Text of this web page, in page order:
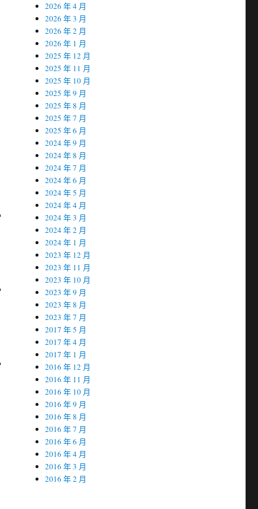
2026 年 4 月
2026 年 3 月
2026 年 2 月
2026 年 1 月
2025 年 12 月
2025 年 11 月
2025 年 10 月
2025 年 9 月
2025 年 8 月
2025 年 7 月
2025 年 6 月
2024 年 9 月
2024 年 8 月
2024 年 7 月
2024 年 6 月
2024 年 5 月
2024 年 4 月
2024 年 3 月
2024 年 2 月
2024 年 1 月
2023 年 12 月
2023 年 11 月
2023 年 10 月
2023 年 9 月
2023 年 8 月
2023 年 7 月
2017 年 5 月
2017 年 4 月
2017 年 1 月
2016 年 12 月
2016 年 11 月
2016 年 10 月
2016 年 9 月
2016 年 8 月
2016 年 7 月
2016 年 6 月
2016 年 4 月
2016 年 3 月
2016 年 2 月